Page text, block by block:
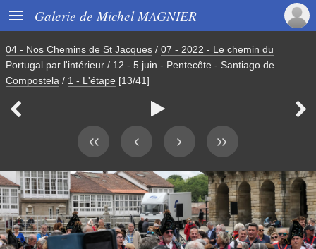
 Galerie de Michel MAGNIER
04 - Nos Chemins de St Jacques / 07 - 2022 - Le chemin du
Portugal par l'intérieur / 12 - 5 juin - Pentecôte - Santiago de
Compostela / 1 - L'étape [13/41]
  